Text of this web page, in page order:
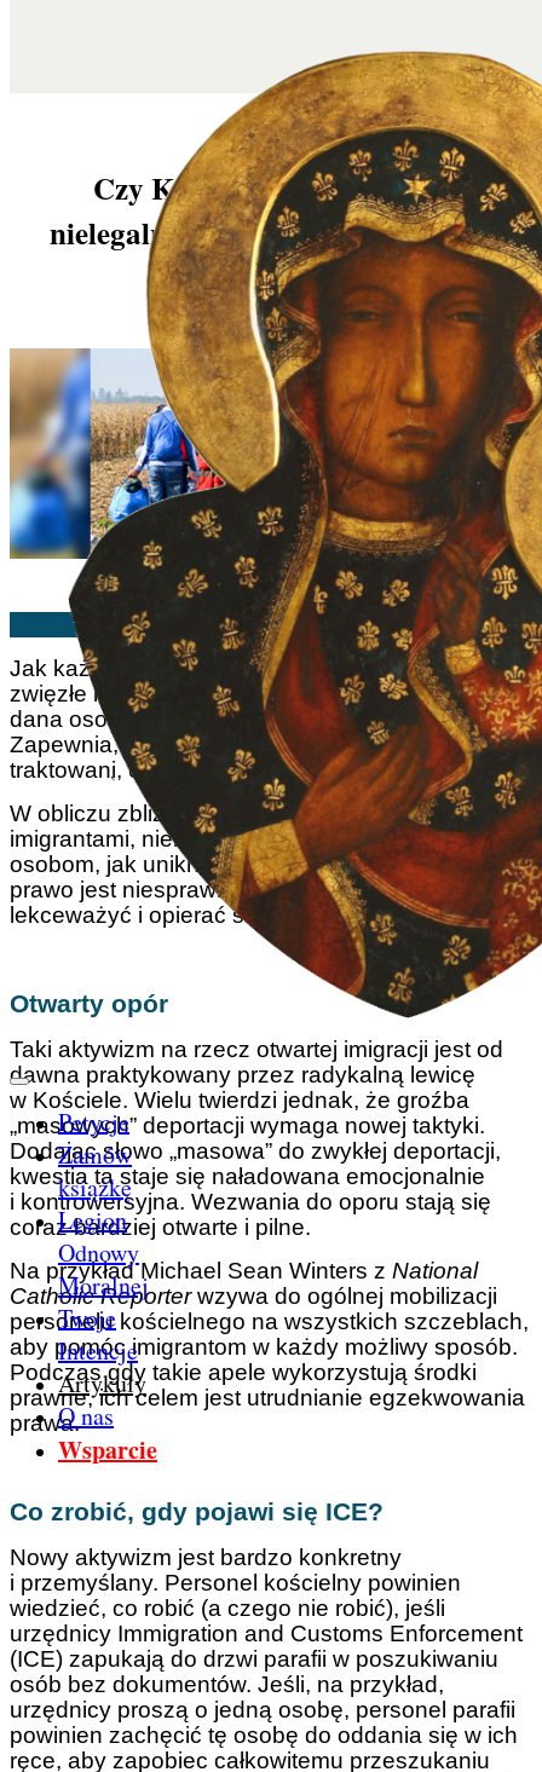
Petycje
Zamów
książkę
Legion
Odnowy
Moralnej
Twoje
Intencje
Artykuły
O nas
Wsparcie
Czy Kościół powinien uczyć
nielegalnych imigrantów unikania
prawa?
John Horvat II | 25/02/2025
Jak każde prawo, prawo imigracyjne jest bardzo
zwięzłe i konkretne. Określa warunki, na jakich
dana osoba może wjechać i pozostać w Ameryce.
Zapewnia, że wszyscy ludzie są odpowiednio
traktowani, co minimalizuje niesprawiedliwość.
W obliczu zbliżającej się rozprawy z nielegalnymi
imigrantami, niektórzy katolicy doradzają tym
osobom, jak uniknąć deportacji. Insynuuje się, że
prawo jest niesprawiedliwe i dlatego można je
lekceważyć i opierać się mu.
Otwarty opór
Taki aktywizm na rzecz otwartej imigracji jest od
dawna praktykowany przez radykalną lewicę
w Kościele. Wielu twierdzi jednak, że groźba
„masowych” deportacji wymaga nowej taktyki.
Dodając słowo „masowa” do zwykłej deportacji,
kwestia ta staje się naładowana emocjonalnie
i kontrowersyjna. Wezwania do oporu stają się
coraz bardziej otwarte i pilne.
Na przykład Michael Sean Winters z National
Catholic Reporterwzywa do ogólnej mobilizacji
personelu kościelnego na wszystkich szczeblach,
aby pomóc imigrantom w każdy możliwy sposób.
Podczas gdy takie apele wykorzystują środki
prawne, ich celem jest utrudnianie egzekwowania
prawa.
Co zrobić, gdy pojawi się ICE?
Nowy aktywizm jest bardzo konkretny
i przemyślany. Personel kościelny powinien
wiedzieć, co robić (a czego nie robić), jeśli
urzędnicy Immigration and Customs Enforcement
(ICE) zapukają do drzwi parafii w poszukiwaniu
osób bez dokumentów. Jeśli, na przykład,
urzędnicy proszą o jedną osobę, personel parafii
powinien zachęcić tę osobę do oddania się w ich
ręce, aby zapobiec całkowitemu przeszukaniu